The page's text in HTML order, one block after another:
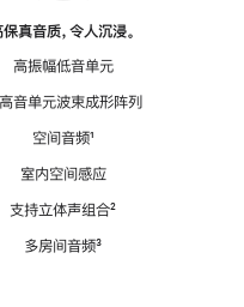
真音质，令人沉浸。
高振幅低音单元
音单元波束成形阵列
空间音频脚
¹
室内空间感应
支持立体声组合脚
²
多房间音频脚
³